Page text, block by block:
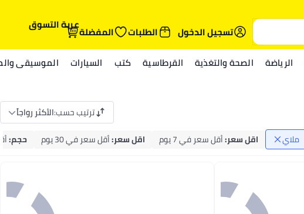
تسجيل الدخول
الطلبات المفضلةعربة التسوق
الرياضة الصحة والتغذية القرطاسية كتب السيارات الموسيقى
ترتيب حسب:الأكثر رواجاً
ملاي اقل سعر:أقل سعر في 7 يوم اقل سعر:أقل سعر في 30 يوم حجم: